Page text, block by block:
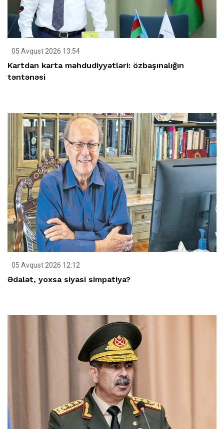
05 Avqust 2026 13:54
Kartdan karta məhdudiyyətləri: özbaşınalığın
təntənəsi
05 Avqust 2026 12:12
Ədalət, yoxsa siyasi simpatiya?